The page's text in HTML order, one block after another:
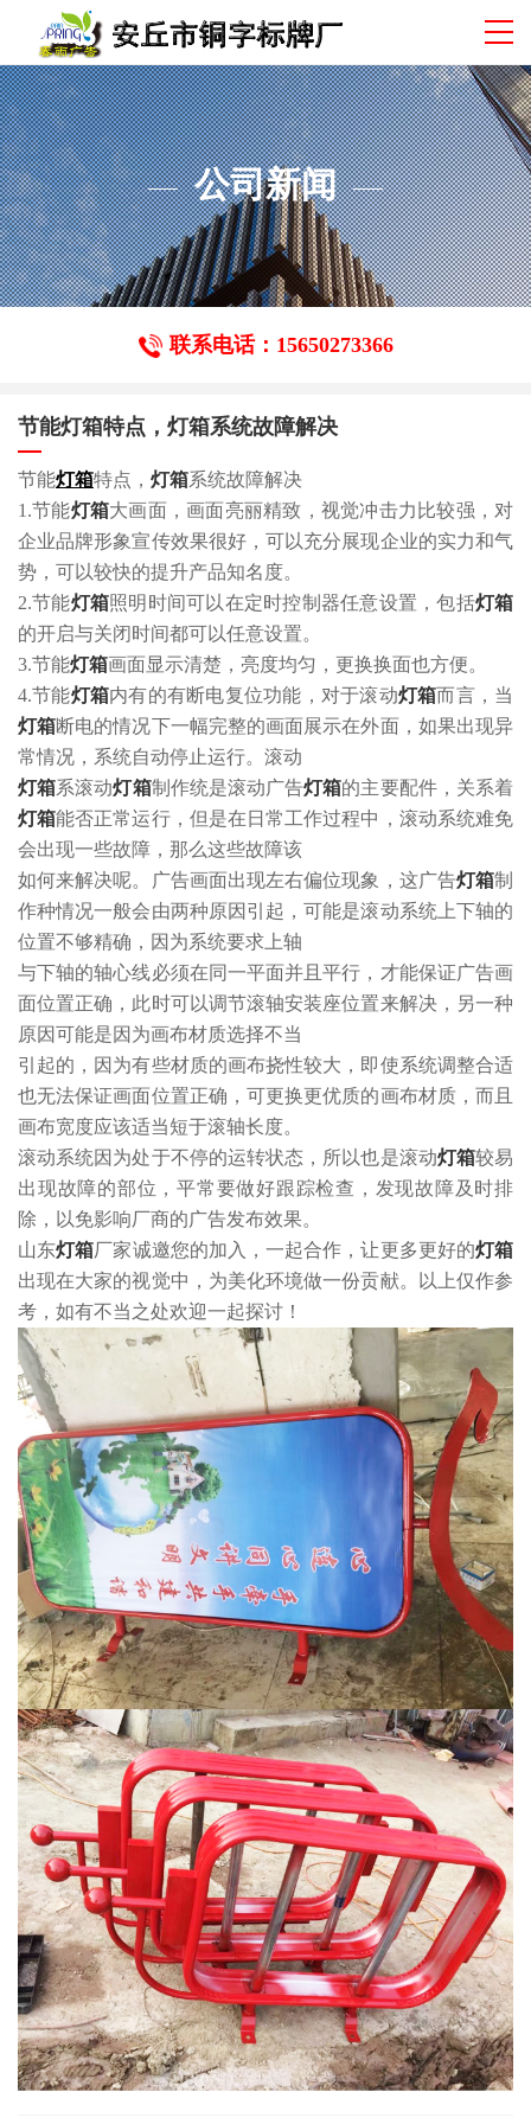
公司新闻
联系电话：15650273366
节能灯箱特点，灯箱系统故障解决
节能灯箱特点， 灯箱系统故障解决
1.节能灯箱大画面，画面亮丽精致，视觉冲击力比较强，对
企业品牌形象宣传效果很好，可以充分展现企业的实力和气
势，可以较快的提升产品知名度。
2.节能灯箱照明时间可以在定时控制器任意设置，包括灯箱
的开启与关闭时间都可以任意设置。
3.节能灯箱画面显示清楚，亮度均匀，更换换面也方便。
4.节能灯箱内有的有断电复位功能，对于滚动灯箱而言，当
灯箱断电的情况下一幅完整的画面展示在外面，如果出现异
常情况，系统自动停止运行。滚动
灯箱系滚动灯箱制作统是滚动广告灯箱的主要配件，关系着
灯箱能否正常运行，但是在日常工作过程中，滚动系统难免
会出现一些故障，那么这些故障该
如何来解决呢。广告画面出现左右偏位现象，这广告灯箱制
作种情况一般会由两种原因引起，可能是滚动系统上下轴的
位置不够精确，因为系统要求上轴
与下轴的轴心线必须在同一平面并且平行，才能保证广告画
面位置正确，此时可以调节滚轴安装座位置来解决，另一种
原因可能是因为画布材质选择不当
引起的，因为有些材质的画布挠性较大，即使系统调整合适
也无法保证画面位置正确，可更换更优质的画布材质，而且
画布宽度应该适当短于滚轴长度。
滚动系统因为处于不停的运转状态，所以也是滚动灯箱较易
出现故障的部位，平常要做好跟踪检查，发现故障及时排
除，以免影响厂商的广告发布效果。
山东灯箱厂家诚邀您的加入，一起合作，让更多更好的灯箱
出现在大家的视觉中，为美化环境做一份贡献。以上仅作参
考，如有不当之处欢迎一起探讨！